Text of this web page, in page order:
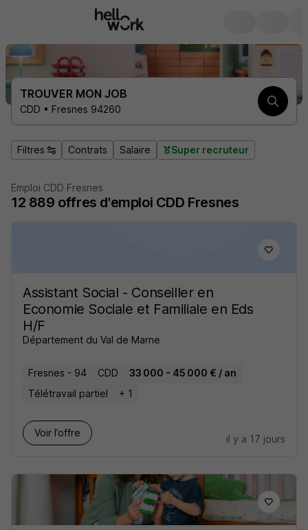
TROUVER MON JOB
CDD • Fresnes 94260
Filtres Contrats Salaire Super recruteur
Emploi CDD Fresnes
12 889 offres d'emploi CDD Fresnes
Assistant Social - Conseiller en
Economie Sociale et Familiale en Eds
H/F
Département du Val de Marne
Fresnes - 94 CDD
33 000 - 45 000 € / an
Télétravail partiel
+ 1
Voir l’offre
il y a 17 jours